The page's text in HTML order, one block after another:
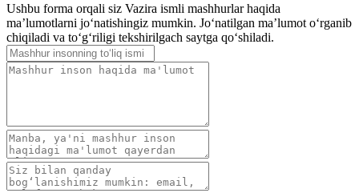
Ushbu forma orqali siz Vazira ismli mashhurlar haqida
ma’lumotlarni jo‘natishingiz mumkin. Jo‘natilgan ma’lumot o‘rganib
chiqiladi va to‘g‘riligi tekshirilgach saytga qo‘shiladi.